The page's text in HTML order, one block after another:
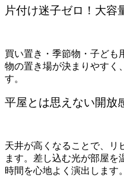
片付け迷子ゼロ！大容
買い置き・季節物・子ども
物の置き場が決まりやすく
す。
平屋とは思えない開放
天井が高くなることで、リ
ます。差し込む光が部屋を
時間を心地よく演出します。